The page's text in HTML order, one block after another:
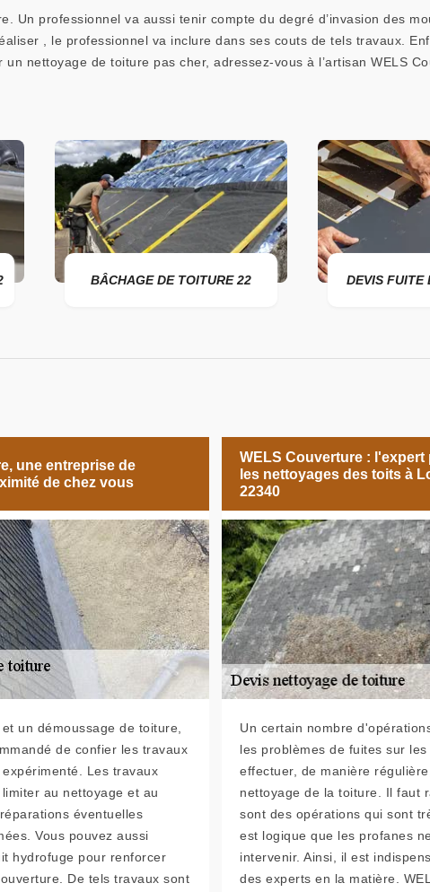
Un professionnel va aussi tenir compte du degré d’invasion des
, le professionnel va inclure dans ses couts de tels travaux.
nettoyage de toiture pas cher, adressez-vous à l’artisan WELS
BÂCHAGE DE TOITURE 22 DEVIS FUITE
une entreprise de
de chez vous
un démoussage de toiture,
de confier les travaux
Les travaux
au nettoyage et au
éventuelles
Vous pouvez aussi
hydrofuge pour renforcer
De tels travaux sont
WELS Couverture : l'expert
les nettoyages des toits à
22340
Un certain nombre
les problèmes de fuites sur
effectuer, de manière
nettoyage de la toiture. Il faut
sont des opérations qui sont
est logique que les profanes
intervenir. Ainsi, il est
des experts en la matière.